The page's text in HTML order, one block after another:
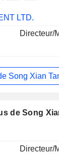
LTD.
Directeur/
Song Xian
de Song
Directeur/